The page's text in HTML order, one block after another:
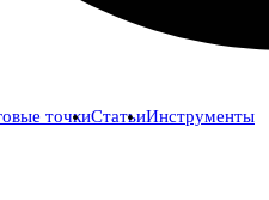
точкиСтатьиИнструменты